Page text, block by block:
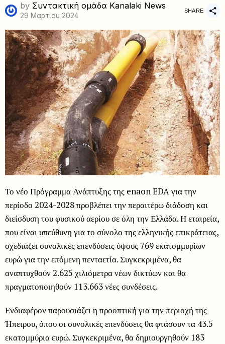
by Συντακτική ομάδα Kanalaki News
29 Μαρτίου 2024
SHARE
Το νέο Πρόγραμμα Ανάπτυξης της enaon EDA για την
περίοδο 2024-2028 προβλέπει την περαιτέρω διάδοση και
διείσδυση του φυσικού αερίου σε όλη την Ελλάδα. Η εταιρεία,
που είναι υπεύθυνη για το σύνολο της ελληνικής επικράτειας,
σχεδιάζει συνολικές επενδύσεις ύψους 769 εκατομμυρίων
ευρώ για την επόμενη πενταετία. Συγκεκριμένα, θα
αναπτυχθούν 2.625 χιλιόμετρα νέων δικτύων και θα
πραγματοποιηθούν 113.663 νέες συνδέσεις.
Ενδιαφέρον παρουσιάζει η προοπτική για την περιοχή της
Ήπειρου, όπου οι συνολικές επενδύσεις θα φτάσουν τα 43.5
εκατομμύρια ευρώ. Συγκεκριμένα, θα δημιουργηθούν 183